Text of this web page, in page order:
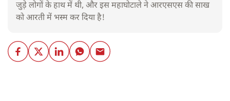
जुड़े लोगों के हाथ में थी, और इस महाघोटाले ने आरएसएस की साख
को आरती में भस्म कर दिया है!